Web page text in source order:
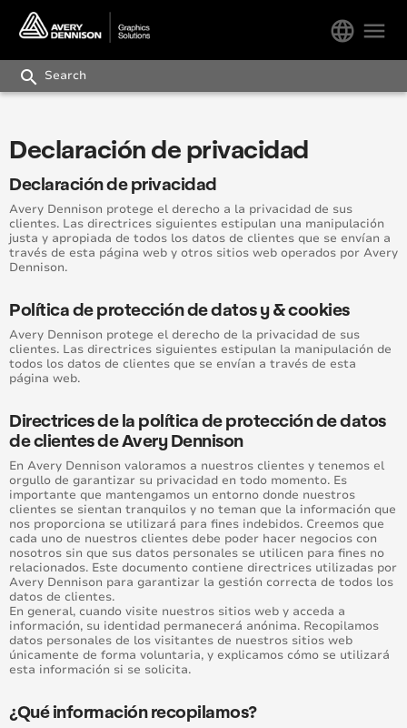
menu
language
search
Declaración de privacidad
Declaración de privacidad
Avery Dennison protege el derecho a la privacidad de sus
clientes. Las directrices siguientes estipulan una manipulación
justa y apropiada de todos los datos de clientes que se envían a
través de esta página web y otros sitios web operados por Avery
Dennison.
Política de protección de datos y & cookies
Avery Dennison protege el derecho de la privacidad de sus
clientes. Las directrices siguientes estipulan la manipulación de
todos los datos de clientes que se envían a través de esta
página web.
Directrices de la política de protección de datos
de clientes de Avery Dennison
En Avery Dennison valoramos a nuestros clientes y tenemos el
orgullo de garantizar su privacidad en todo momento. Es
importante que mantengamos un entorno donde nuestros
clientes se sientan tranquilos y no teman que la información que
nos proporciona se utilizará para fines indebidos. Creemos que
cada uno de nuestros clientes debe poder hacer negocios con
nosotros sin que sus datos personales se utilicen para fines no
relacionados. Este documento contiene directrices utilizadas por
Avery Dennison para garantizar la gestión correcta de todos los
datos de clientes.
En general, cuando visite nuestros sitios web y acceda a
información, su identidad permanecerá anónima. Recopilamos
datos personales de los visitantes de nuestros sitios web
únicamente de forma voluntaria, y explicamos cómo se utilizará
esta información si se solicita.
¿Qué información recopilamos?